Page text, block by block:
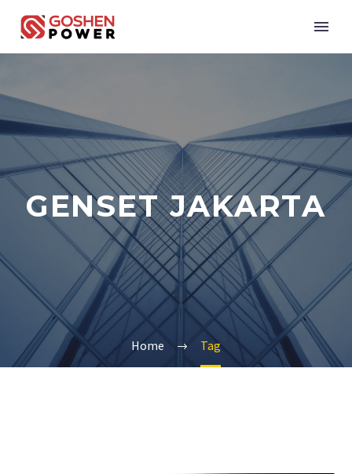
GENSET JAKARTA
Home Tag